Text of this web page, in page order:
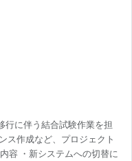
行に伴う結合試験作業を担
ス作成など、プロジェクト
容 ・新システムへの切替に